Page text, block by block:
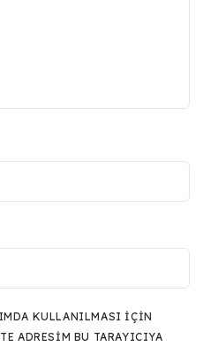
KULLANILMASI IÇIN
ADRESIM BU TARAYICIYA